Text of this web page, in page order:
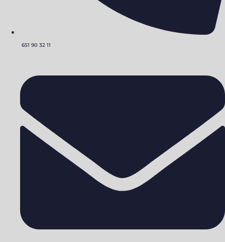
651 90 32 11